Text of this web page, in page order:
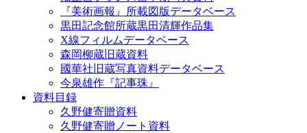
『美術画報』所載図版データベース
黒田記念館所蔵黒田清輝作品集
X線フィルムデータベース
森岡柳蔵旧蔵資料
國華社旧蔵写真資料データベース
今泉雄作『記事珠』
資料目録
久野健寄贈資料
久野健寄贈ノート資料